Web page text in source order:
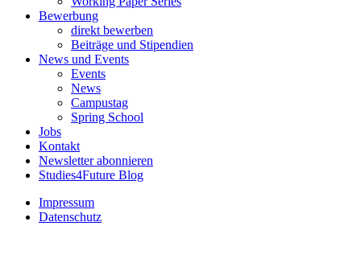
Bewerbung
direkt bewerben
Beiträge und Stipendien
News und Events
Events
News
Campustag
Spring School
Jobs
Kontakt
Newsletter abonnieren
Studies4Future Blog
Impressum
Datenschutz